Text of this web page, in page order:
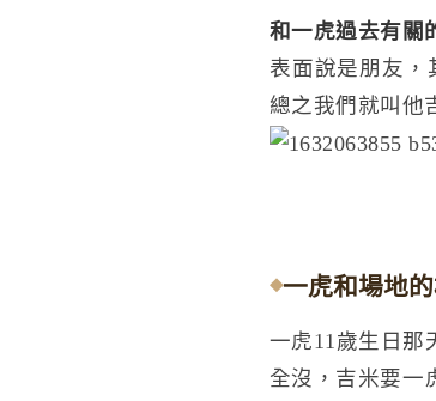
和一虎過去有關
表面說是朋友，
總之我們就叫他
一虎和場地
一虎11歲生日那
全沒，吉米要一